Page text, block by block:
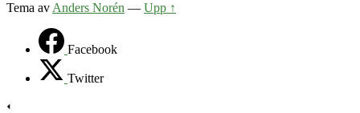
Tema av Anders Norén — Upp ↑
Facebook
Twitter